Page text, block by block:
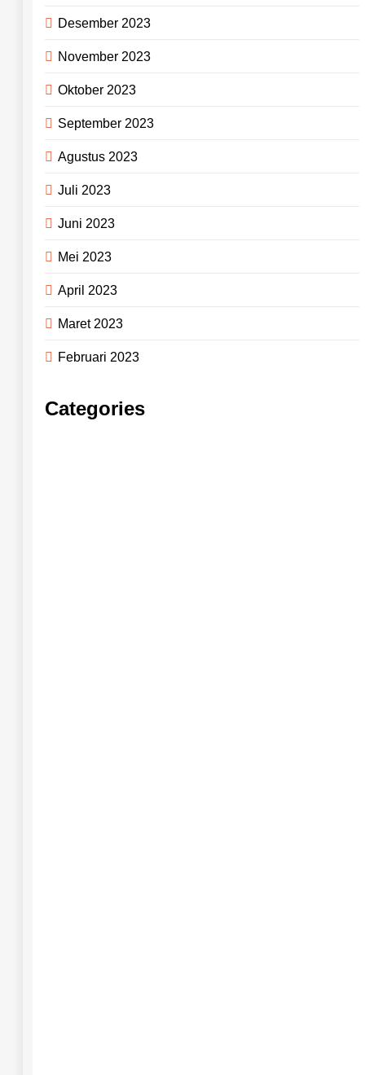
Desember 2023
November 2023
Oktober 2023
September 2023
Agustus 2023
Juli 2023
Juni 2023
Mei 2023
April 2023
Maret 2023
Februari 2023
Categories